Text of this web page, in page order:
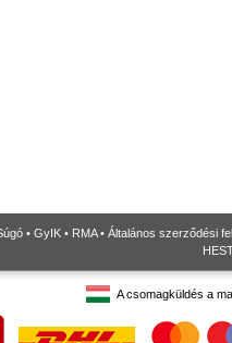
• GyIK • RMA• Általános szerződési
A csomagküldés a